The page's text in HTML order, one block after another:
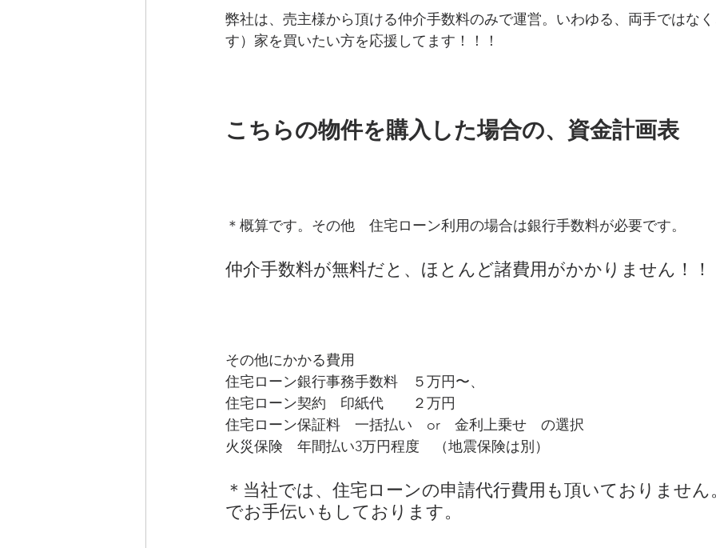
弊社は、売主様から頂ける仲介手数料のみで運営。いわゆる、両手ではな
す）家を買いたい方を応援してます！！！
こちらの物件を購入した場合の、資金計画表
＊概算です。その他　住宅ローン利用の場合は銀行手数料が必要です。
仲介手数料が無料だと、ほとんど諸費用がかかりません！！
その他にかかる費用
住宅ローン銀行事務手数料　５万円〜、
住宅ローン契約　印紙代　　２万円
住宅ローン保証料　一括払い　or　金利上乗せ　の選択
火災保険　年間払い3万円程度　（地震保険は別）
＊当社では、住宅ローンの申請代行費用も頂いておりませ
でお手伝いもしております。